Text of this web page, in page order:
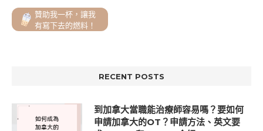
贊助我一杯，讓我
有寫下去的燃料！
RECENT POSTS
到加拿大當職能治療師容易嗎？要如何
申請加拿大的OT？申請方法、英文要